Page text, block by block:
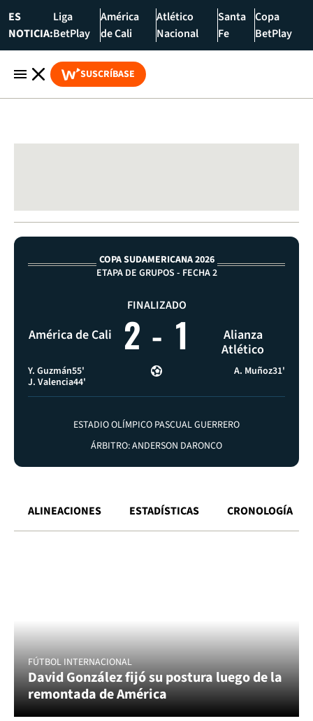
ES
NOTICIA:
Liga
BetPlay
América
de Cali
Atlético
Nacional
Santa
Fe
Copa
BetPlay
SUSCRÍBASE
COPA SUDAMERICANA 2026
ETAPA DE GRUPOS - FECHA 2
América de Cali
FINALIZADO
2 - 1
Alianza
Atlético
Y. Guzmán55'
J. Valencia44'
A. Muñoz31'
ESTADIO OLÍMPICO PASCUAL GUERRERO
ÁRBITRO: ANDERSON DARONCO
ALINEACIONES ESTADÍSTICAS CRONOLOGÍA
FÚTBOL INTERNACIONAL
David González fijó su postura luego de la
remontada de América